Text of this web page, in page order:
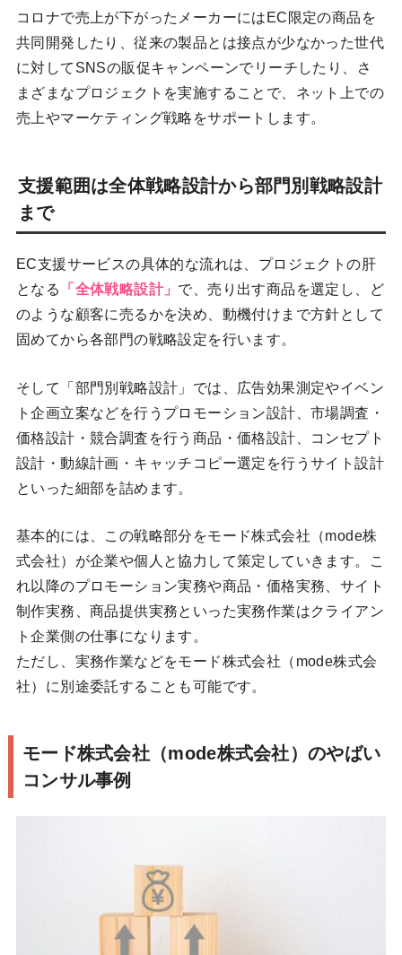
コロナで売上が下がったメーカーにはEC限定の商品を
共同開発したり、従来の製品とは接点が少なかった世代
に対してSNSの販促キャンペーンでリーチしたり、さ
まざまなプロジェクトを実施することで、ネット上での
売上やマーケティング戦略をサポートします。
支援範囲は全体戦略設計から部門別戦略設計
まで
EC支援サービスの具体的な流れは、プロジェクトの肝
となる
「全体戦略設計」 で、売り出す商品を選定し、ど
のような顧客に売るかを決め、動機付けまで方針として
固めてから各部門の戦略設定を行います。
そして「部門別戦略設計」では、広告効果測定やイベン
ト企画立案などを行うプロモーション設計、市場調査・
価格設計・競合調査を行う商品・価格設計、コンセプト
設計・動線計画・キャッチコピー選定を行うサイト設計
といった細部を詰めます。
基本的には、この戦略部分をモード株式会社（mode株
式会社）が企業や個人と協力して策定していきます。こ
れ以降のプロモーション実務や商品・価格実務、サイト
制作実務、商品提供実務といった実務作業はクライアン
ト企業側の仕事になります。
ただし、実務作業などをモード株式会社（mode株式会
社）に別途委託することも可能です。
モード株式会社（mode株式会社）のやばい
コンサル事例